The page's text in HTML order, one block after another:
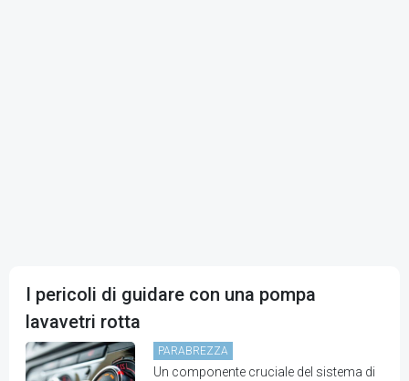
I pericoli di guidare con una pompa
lavavetri rotta
PARABREZZA
Un componente cruciale del sistema di